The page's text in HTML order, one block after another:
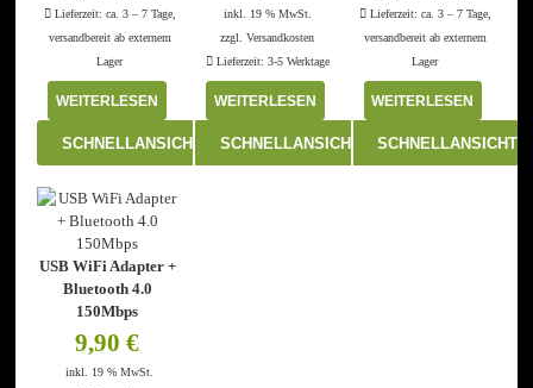
Lieferzeit: ca. 3 – 7 Tage,
versandbereit ab externem
Lager
WEITERLESEN
SCHNELLANSICHT
inkl. 19 % MwSt.
zzgl.Versandkosten
Lieferzeit: 3-5 Werktage
WEITERLESEN
SCHNELLANSICHT
Lieferzeit: ca. 3 – 7 Tage,
versandbereit ab externem
Lager
WEITERLESEN
SCHNELLANSICHT
USB WiFi Adapter +
Bluetooth 4.0
150Mbps
9,90€
inkl. 19 % MwSt.